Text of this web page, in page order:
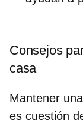
Consejos
casa
Mantener
es cuestión